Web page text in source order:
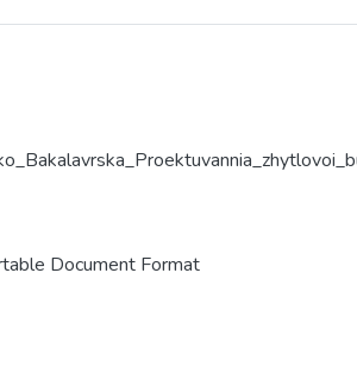
Document Format